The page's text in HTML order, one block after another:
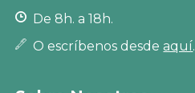
De 8h. a 18h.
O escríbenos desdeaquí.